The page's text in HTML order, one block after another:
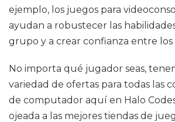
ejemplo, los juegos para
ayudan a robustecer las
grupo y a crear confianza entre los
No importa qué jugador seas,
variedad de ofertas para todas las
de computador aquí en Halo
ojeada a las mejores tiendas de